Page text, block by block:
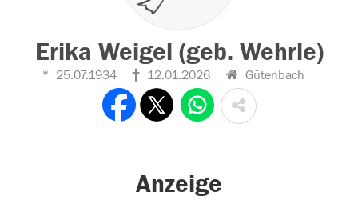
Erika Weigel (geb. Wehrle)
25.07.1934 12.01.2026 Gütenbach
Anzeige